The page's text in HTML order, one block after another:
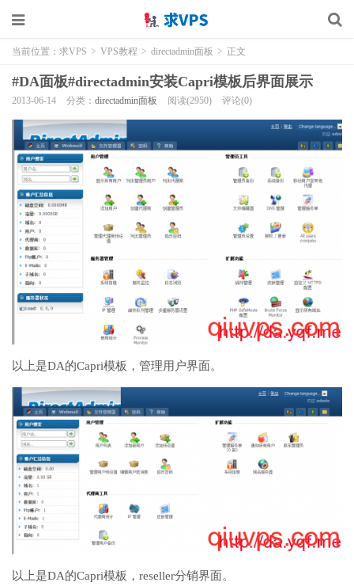
当前位置： 求VPS > VPS教程 > directadmin面板 > 正文
#DA面板#directadmin安装Capri模板后界面展示
2013-06-14 分类： directadmin面板 阅读(2950) 评论(0)
以上是DA的Capri模板，管理用户界面。
以上是DA的Capri模板，reseller分销界面。